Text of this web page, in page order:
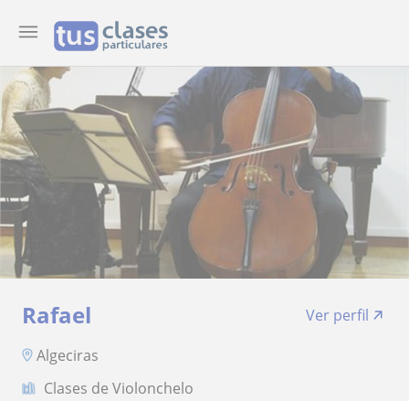
Rafael
Ver perfil
Algeciras
Clases de Violonchelo